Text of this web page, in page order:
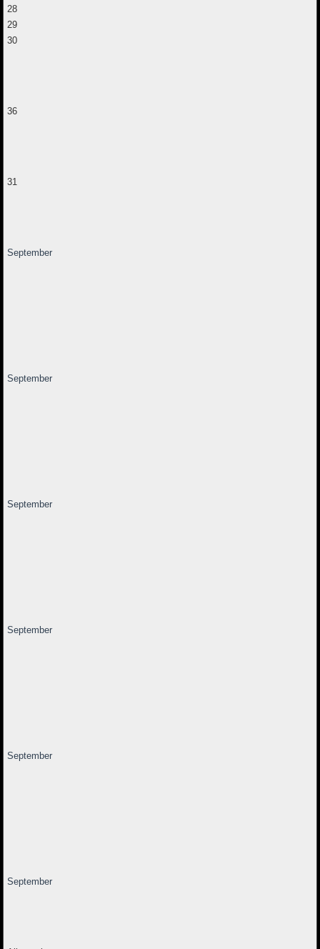
28
29
30
36
31
September
September
September
September
September
September